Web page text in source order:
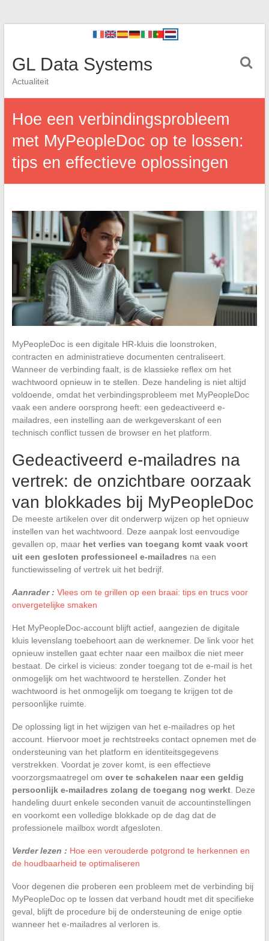
GL Data Systems
Actualiteit
Hoe een verbindingsprobleem
met MyPeopleDoc op te lossen:
tips en effectieve oplossingen
MyPeopleDoc is een digitale HR-kluis die loonstroken,
contracten en administratieve documenten centraliseert.
Wanneer de verbinding faalt, is de klassieke reflex om het
wachtwoord opnieuw in te stellen. Deze handeling is niet altijd
voldoende, omdat het verbindingsprobleem met MyPeopleDoc
vaak een andere oorsprong heeft: een gedeactiveerd e-
mailadres, een instelling aan de werkgeverskant of een
technisch conflict tussen de browser en het platform.
Gedeactiveerd e-mailadres na
vertrek: de onzichtbare oorzaak
van blokkades bij MyPeopleDoc
De meeste artikelen over dit onderwerp wijzen op het opnieuw
instellen van het wachtwoord. Deze aanpak lost eenvoudige
gevallen op, maar het verlies van toegang komt vaak voort
uit een gesloten professioneel e-mailadres na een
functiewisseling of vertrek uit het bedrijf.
Aanrader : Vlees om te grillen op een braai: tips en trucs voor
onvergetelijke smaken
Het MyPeopleDoc-account blijft actief, aangezien de digitale
kluis levenslang toebehoort aan de werknemer. De link voor het
opnieuw instellen gaat echter naar een mailbox die niet meer
bestaat. De cirkel is vicieus: zonder toegang tot de e-mail is het
onmogelijk om het wachtwoord te herstellen. Zonder het
wachtwoord is het onmogelijk om toegang te krijgen tot de
persoonlijke ruimte.
De oplossing ligt in het wijzigen van het e-mailadres op het
account. Hiervoor moet je rechtstreeks contact opnemen met de
ondersteuning van het platform en identiteitsgegevens
verstrekken. Voordat je zover komt, is een effectieve
voorzorgsmaatregel om over te schakelen naar een geldig
persoonlijk e-mailadres zolang de toegang nog werkt. Deze
handeling duurt enkele seconden vanuit de accountinstellingen
en voorkomt een volledige blokkade op de dag dat de
professionele mailbox wordt afgesloten.
Verder lezen : Hoe een verouderde potgrond te herkennen en
de houdbaarheid te optimaliseren
Voor degenen die proberen een probleem met de verbinding bij
MyPeopleDoc op te lossen dat verband houdt met dit specifieke
geval, blijft de procedure bij de ondersteuning de enige optie
wanneer het e-mailadres al verloren is.